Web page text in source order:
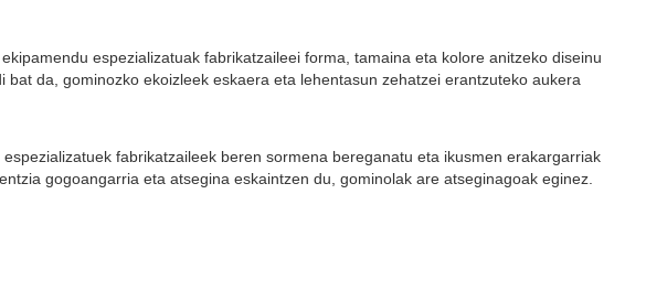
espezializatuak fabrikatzaileei forma, tamaina eta kolore anitzeko diseinu
da, gominozko ekoizleek eskaera eta lehentasun zehatzei erantzuteko aukera
fabrikatzaileek beren sormena bereganatu eta ikusmen erakargarriak
gogoangarria eta atsegina eskaintzen du, gominolak are atseginagoak eginez.